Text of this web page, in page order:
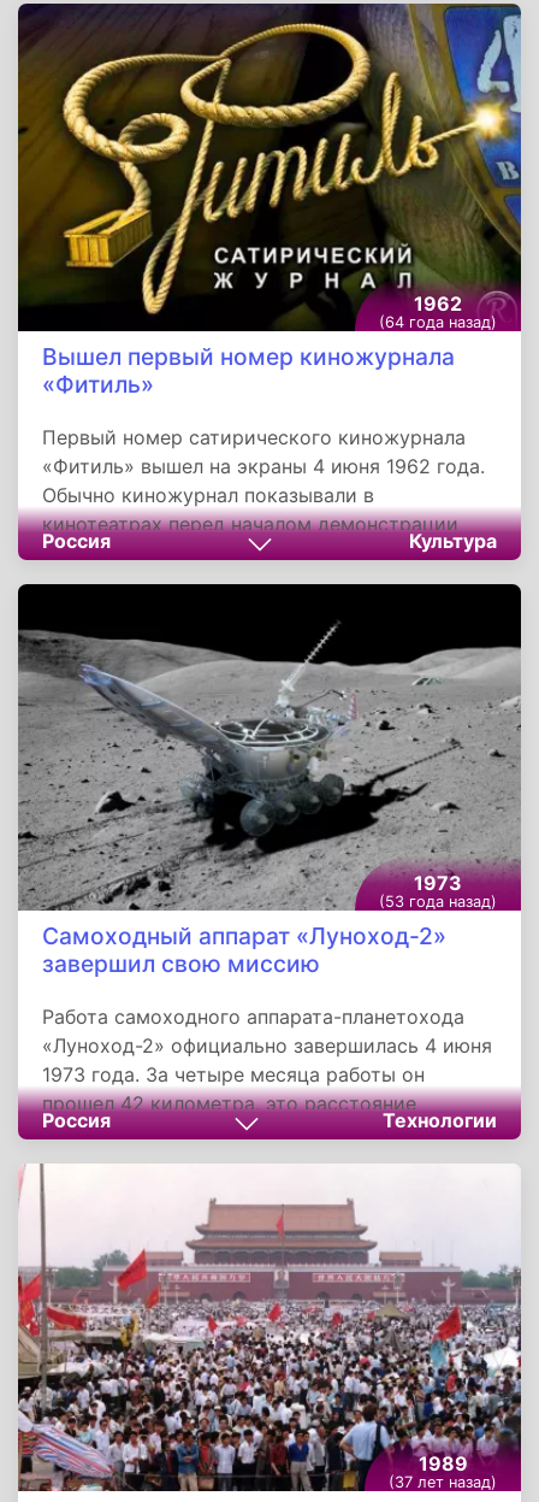
министра госбезопасности Виктора
Абакумова, бывшего руководителя СМЕРШа.
Её целью было выявление злоупотреблений
среди генералитета. Но, по мнению
исследователей, это был повод убрать с
«олимпа» маршала Георгия Жукова.
1962
(64 года назад)
Вышел первый номер киножурнала
«Фитиль»
Первый номер сатирического киножурнала
«Фитиль» вышел на экраны 4 июня 1962 года.
Обычно киножурнал показывали в
кинотеатрах перед началом демонстрации
основного фильма. Сюжеты
миниатюр бичевали разнообразные
частной жизни: разоблачали карьеристов,
бюрократов, взяточников и бракоделов,
высмеивали мещанство.
Россия Культура
1973
(53 года назад)
Самоходный аппарат «Луноход-2»
завершил свою миссию
Работа самоходного аппарата-планетохода
«Луноход-2» официально завершилась 4 июня
1973 года. За четыре месяца работы он
прошел 42 километра, это расстояние
оставалось рекордным до 2015 года, когда
его превзошел марсоход «Оппортьюнити»,
передал на Землю 86 панорам и около 80 000
кадров телесъемки, но его дальнейшей работе
помешал перегрев аппаратуры внутри
корпуса. После въезда внутрь свежего
лунного кратера, где грунт оказался очень
рыхлым, луноход долго буксовал, пока задним
ходом не выбрался на поверхность. При этом
откинутая назад крышка с солнечной
батареей, видимо, зачерпнула немного грунта,
окружающего кратер. Впоследствии, при
закрытии крышки на ночь для сохранения
Россия Технологии
1989
(37 лет назад)